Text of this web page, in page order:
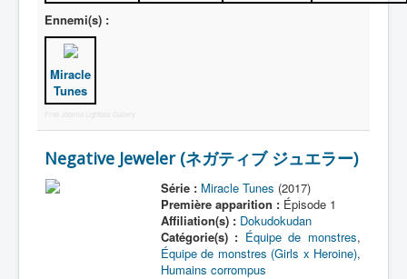
Ennemi(s) :
Miracle
Tunes
Negative Jeweler (ネガティブ ジュエラー)
Série : Miracle Tunes (2017)
Première apparition :Épisode 1
Affiliation(s) : Dokudokudan
Catégorie(s) : Équipe de monstres,
Équipe de monstres (Girls x Heroine),
Humains corrompus